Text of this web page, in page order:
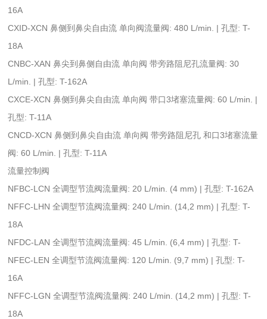
16A
CXID-XCN 鼻侧到鼻尖自由流 单向阀流量阀: 480 L/min. | 孔型: T-
18A
CNBC-XAN 鼻尖到鼻侧自由流 单向阀 带旁路阻尼孔流量阀: 30
L/min. | 孔型: T-162A
CXCE-XCN 鼻侧到鼻尖自由流 单向阀 带口3堵塞流量阀: 60 L/min. |
孔型: T-11A
CNCD-XCN 鼻侧到鼻尖自由流 单向阀 带旁路阻尼孔 和口3堵塞流量
阀: 60 L/min. | 孔型: T-11A
流量控制阀
NFBC-LCN 全调型节流阀流量阀: 20 L/min. (4 mm) | 孔型: T-162A
NFFC-LHN 全调型节流阀流量阀: 240 L/min. (14,2 mm) | 孔型: T-
18A
NFDC-LAN 全调型节流阀流量阀: 45 L/min. (6,4 mm) | 孔型: T-
NFEC-LEN 全调型节流阀流量阀: 120 L/min. (9,7 mm) | 孔型: T-
16A
NFFC-LGN 全调型节流阀流量阀: 240 L/min. (14,2 mm) | 孔型: T-
18A